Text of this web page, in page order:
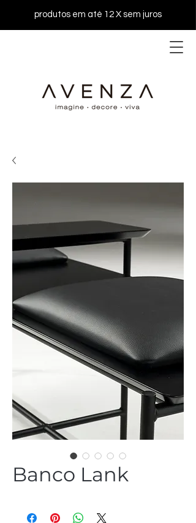
produtos em até 12 X sem juros
Banco Lank